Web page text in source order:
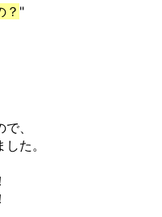
？ "
、
た。